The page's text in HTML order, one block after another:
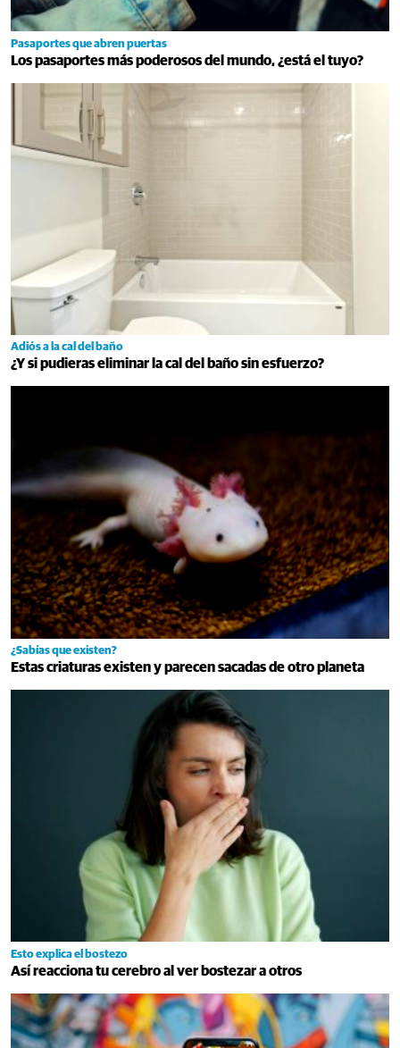
Pasaportes que abren puertas
Los pasaportes más poderosos del mundo, ¿está el tuyo?
Adiós a la cal del baño
¿Y si pudieras eliminar la cal del baño sin esfuerzo?
¿Sabías que existen?
Estas criaturas existen y parecen sacadas de otro planeta
Esto explica el bostezo
Así reacciona tu cerebro al ver bostezar a otros